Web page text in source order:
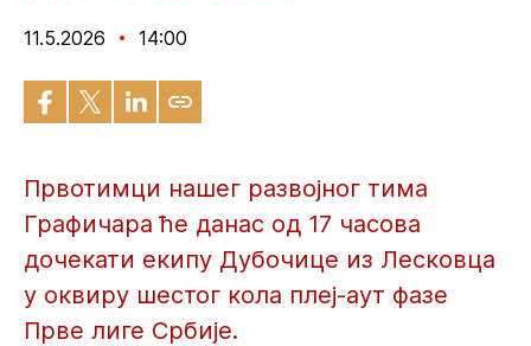
11.5.2026 14:00
Првотимци нашег развојног тима
Графичара ће данас од 17 часова
дочекати екипу Дубочице из Лесковца
у оквиру шестог кола плеј-аут фазе
Прве лиге Србије.